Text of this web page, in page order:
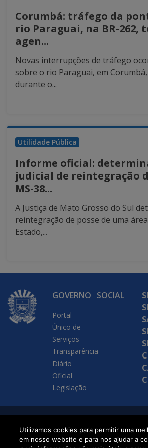
Corumbá: tráfego da
rio Paraguai, na BR-262,
agen...
Novas interrupções de tráfego
sobre o rio Paraguai, em
durante o...
Utilidade Pública
Informe oficial:
judicial de reintegração
MS-38...
A Justiça de Mato Grosso do Sul
reintegração de posse de uma
Estado,...
GOVERNO
Portal
Único de
Serviços
Transparência
Diário
Oficial
Legislação
SOCIAL
SETDIG | Secretaria-
Executiva de
Utilizamos cookies para permitir uma
em nosso website e para nos ajudar a